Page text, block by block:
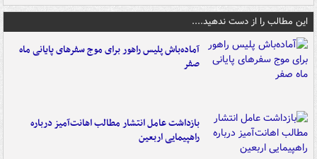
این مطالب را از دست ندهید....
آماده‌باش پلیس راهور برای موج سفرهای پایانی ماه
صفر
بازداشت عامل انتشار مطالب اهانت‌آمیز درباره
راهپیمایی اربعین